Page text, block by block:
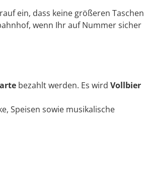
ein, dass keine größeren Taschen
wenn Ihr auf Nummer sicher
bezahlt werden. Es wird Vollbier
Speisen sowie musikalische